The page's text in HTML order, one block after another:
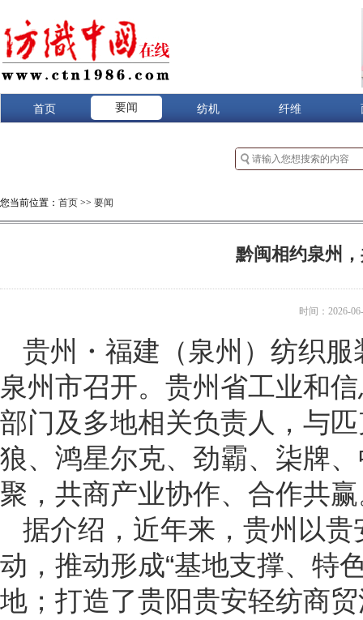
首页 要闻 纺机 纤维
您当前位置： 首页 >> 要闻
黔闽相约泉州
时间：2026-
贵州・福建（泉州）纺织
泉州市召开。贵州省工业和
部门及多地相关负责人，与
狼、鸿星尔克、劲霸、柒牌
聚，共商产业协作、合作共
据介绍，近年来，贵州以
动，推动形成“基地支撑、特
地；打造了贵阳贵安轻纺商